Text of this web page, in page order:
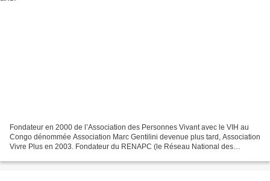
Fondateur en 2000 de l’Association des Personnes Vivant avec le VIH au
Congo dénommée Association Marc Gentilini devenue plus tard, Association
Vivre Plus en 2003. Fondateur du RENAPC (le Réseau National des